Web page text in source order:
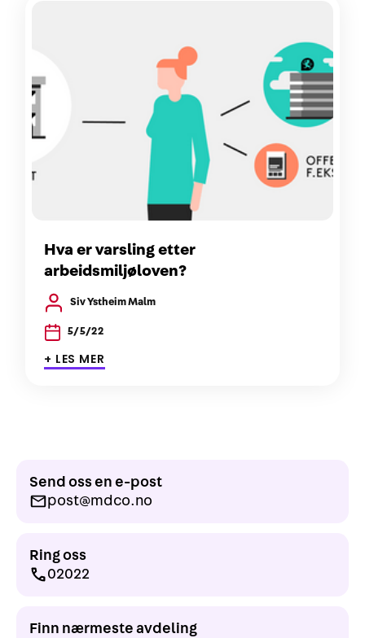
Hva er varsling etter
arbeidsmiljøloven?
Siv Ystheim Malm
5/5/22
+ LES MER
Send oss en e-post
post@mdco.no
Ring oss
02022
Finn nærmeste avdeling